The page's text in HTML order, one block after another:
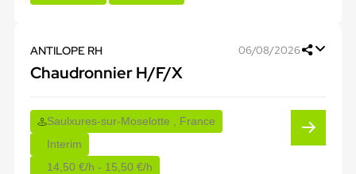
ANTILOPE RH 06/08/2026
Chaudronnier H/F/X
Saulxures-sur-Moselotte , France
Interim
14,50 €/h - 15,50 €/h